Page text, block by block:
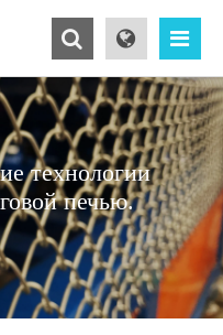
технологии
печью.